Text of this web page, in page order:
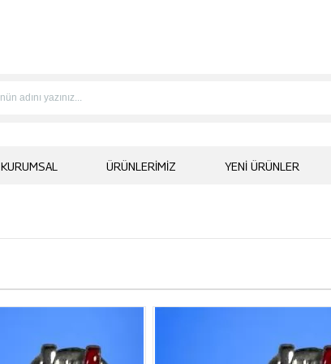
KURUMSAL ÜRÜNLERIMIZ YENI ÜRÜNLER